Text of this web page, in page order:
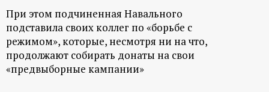
При этом подчиненная Навального
подставила своих коллег по «борьбе с
режимом», которые, несмотря ни на что,
продолжают собирать донаты на свои
«предвыборные кампании»